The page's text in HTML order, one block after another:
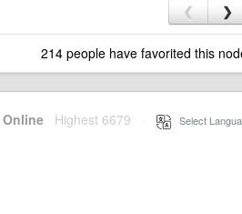
❮ ❯
214 people have favorited this
Highest 6679 Select